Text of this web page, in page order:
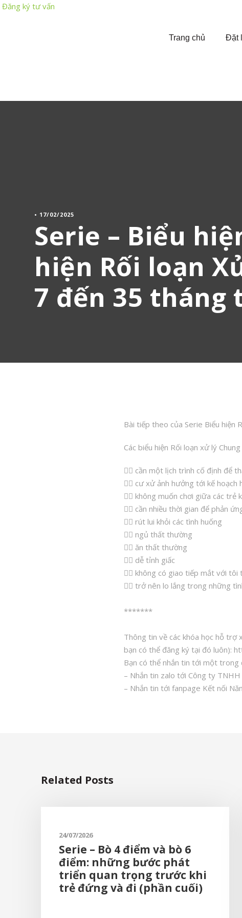
Đăng ký tư vấn
Trang chủ Đặt
• 17/02/2025
Serie – Biểu
hiện Rối loạn
7 đến 35 tháng
Bài tiếp theo của Serie Biểu hiện
Các biểu hiện Rối loạn xử lý
👉🏻 cần một lịch trình cố định để
👉🏻 cư xử ảnh hưởng tới kế
👉🏻 không muốn chơi giữa các trẻ
👉🏻 cần nhiều thời gian để phản
👉🏻 rút lui khỏi các tình huống
👉🏻 ngủ thất thường
👉🏻 ăn thất thường
👉🏻 dễ tỉnh giấc
👉🏻 không có giao tiếp mắt với
👉🏻 trở nên lo lắng trong những
*******
Thông tin về các khóa học hỗ trợ
bạn có thể đăng ký tại đó luôn):
Bạn có thể nhắn tin tới một trong
– Nhắn tin zalo tới Công ty
– Nhắn tin tới fanpage Kết nối
Related Posts
24/07/2026
Serie – Bò 4 điểm và bò 6
điểm: những bước phát
triển quan trọng trước khi
trẻ đứng và đi (phần cuối)